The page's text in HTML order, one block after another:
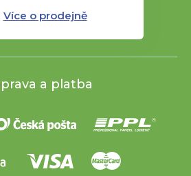
Více o prodejně
a platba